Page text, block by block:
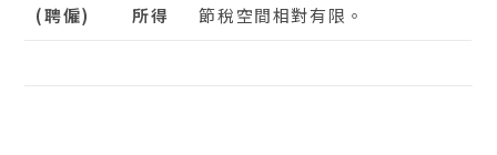
(聘僱)
所得
節稅空間相對有限。